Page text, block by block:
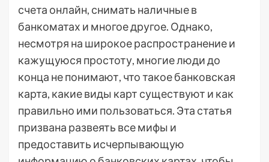
счета онлайн, снимать наличные в
банкоматах и многое другое. Однако,
несмотря на широкое распространение и
кажущуюся простоту, многие люди до
конца не понимают, что такое банковская
карта, какие виды карт существуют и как
правильно ими пользоваться. Эта статья
призвана развеять все мифы и
предоставить исчерпывающую